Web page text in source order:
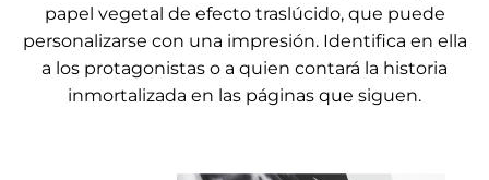
papel vegetal de efecto traslúcido, que puede
personalizarse con una impresión. Identifica en ella
a los protagonistas o a quien contará la historia
inmortalizada en las páginas que siguen.